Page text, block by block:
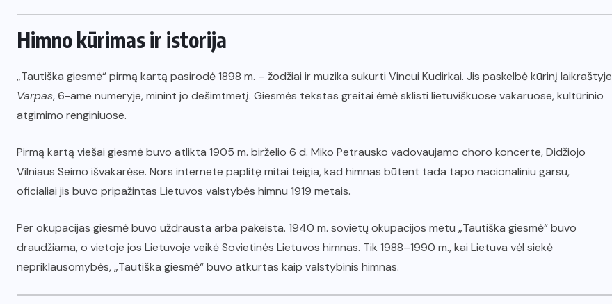
Himno kūrimas ir istorija
„Tautiška giesmė“ pirmą kartą pasirodė 1898 m. – žodžiai ir muzika sukurti Vincui Kudirkai. Jis paskelbė kūrinį laikraštyje
Varpas, 6-ame numeryje, minint jo dešimtmetį. Giesmės tekstas greitai ėmė sklisti lietuviškuose vakaruose, kultūrinio
atgimimo renginiuose.
Pirmą kartą viešai giesmė buvo atlikta 1905 m. birželio 6 d. Miko Petrausko vadovaujamo choro koncerte, Didžiojo
Vilniaus Seimo išvakarėse. Nors internete paplitę mitai teigia, kad himnas būtent tada tapo nacionaliniu garsu,
oficialiai jis buvo pripažintas Lietuvos valstybės himnu 1919 metais.
Per okupacijas giesmė buvo uždrausta arba pakeista. 1940 m. sovietų okupacijos metu „Tautiška giesmė“ buvo
draudžiama, o vietoje jos Lietuvoje veikė Sovietinės Lietuvos himnas. Tik 1988–1990 m., kai Lietuva vėl siekė
nepriklausomybės, „Tautiška giesmė“ buvo atkurtas kaip valstybinis himnas.